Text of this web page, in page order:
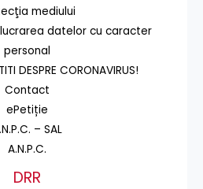
mediului
datelor cu caracter
personal
DESPRE CORONAVIRUS!
Contact
ePetiție
– SAL
A.N.P.C.
DRR